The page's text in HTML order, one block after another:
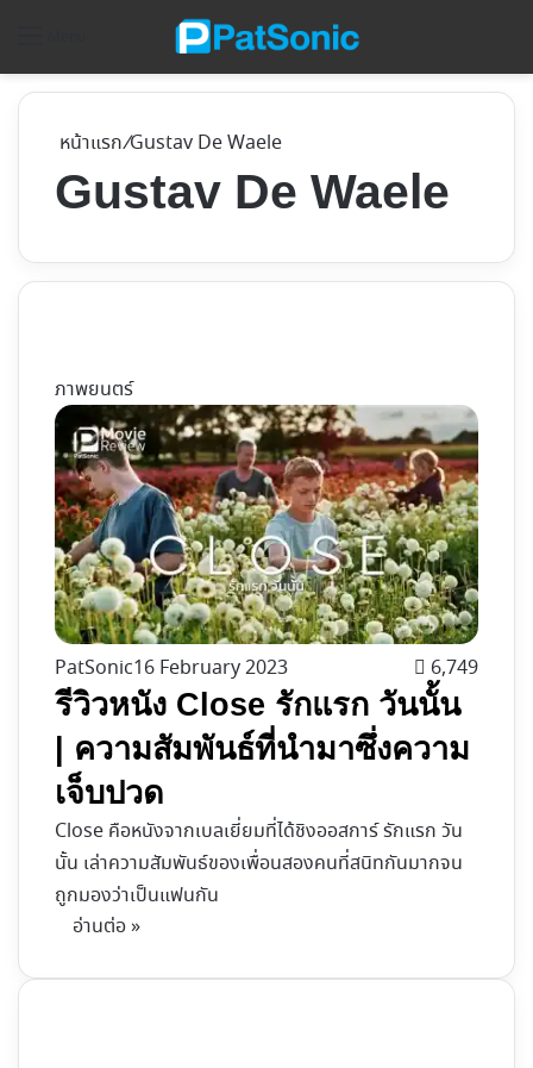
หน้าแรก/Gustav De Waele
Gustav De Waele
ภาพยนตร์
PatSonic16 February 2023 6,749
รีวิวหนัง Close รักแรก วันนั้น
| ความสัมพันธ์ที่นำมาซึ่งความ
เจ็บปวด
Close คือหนังจากเบลเยี่ยมที่ได้ชิงออสการ์ รักแรก วัน
นั้น เล่าความสัมพันธ์ของเพื่อนสองคนที่สนิทกันมากจน
ถูกมองว่าเป็นแฟนกัน
อ่านต่อ »